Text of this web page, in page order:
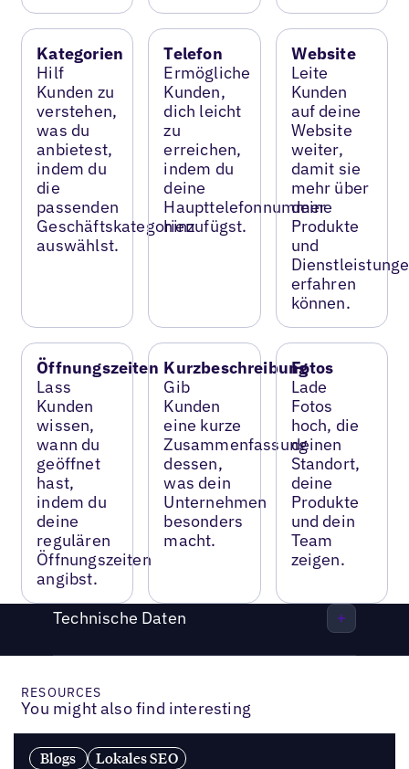
Kategorien
Hilf
Kunden zu
verstehen,
was du
anbietest,
indem du
die
passenden
Geschäftskategorien
auswählst.
Telefon
Ermögliche
Kunden,
dich leicht
zu
erreichen,
indem du
deine
Haupttelefonnummer
hinzufügst.
Website
Leite
Kunden
auf deine
Website
weiter,
damit sie
mehr über
deine
Produkte
und
erfahren
können.
Öffnungszeiten
Lass
Kunden
wissen,
wann du
geöffnet
hast,
indem du
deine
regulären
Öffnungszeiten
angibst.
Kurzbeschreibung
Gib
Kunden
eine kurze
Zusammenfassung
dessen,
was dein
Unternehmen
besonders
macht.
Fotos
Lade
Fotos
hoch, die
deinen
Standort,
deine
Produkte
und dein
Team
zeigen.
Technische Daten
RESOURCES
You might also find interesting
Blogs Lokales SEO